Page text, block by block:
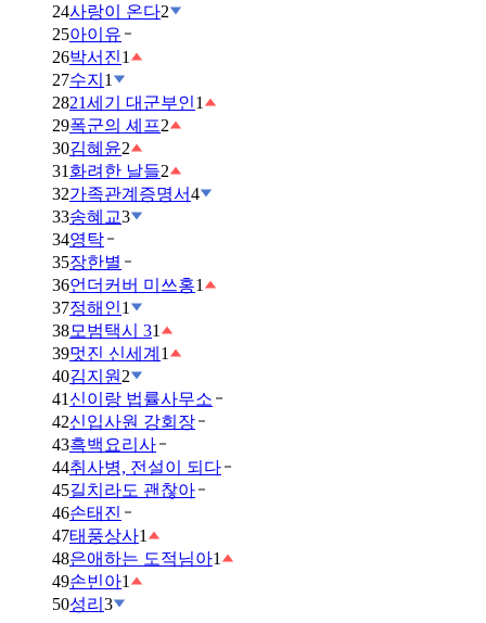
24사랑이 온다2
25아이유
26박서진1
27수지 1
2821세기 대군부인1
29폭군의 셰프2
30김혜윤2
31 화려한 날들2
32가족관계증명서4
33송혜교3
34영탁
35장한별
36언더커버 미쓰홍1
37정해인1
38모범택시 31
39멋진 신세계 1
40김지원 2
41 신이랑 법률사무소
42신입사원 강회장
43흑백요리사
44취사병, 전설이 되다
45길치라도 괜찮아
46손태진
47태풍상사1
48은애하는 도적님아1
49손빈아1
50성리 3